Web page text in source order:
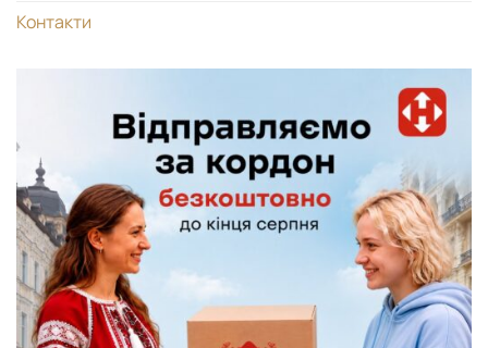
Контакти